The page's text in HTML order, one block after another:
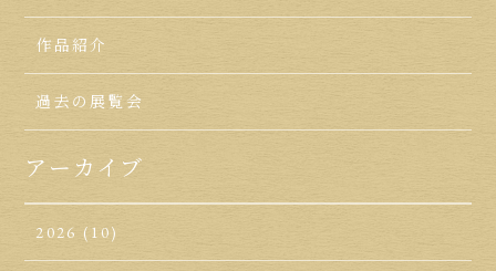
作品紹介
過去の展覧会
アーカイブ
2026 (10)